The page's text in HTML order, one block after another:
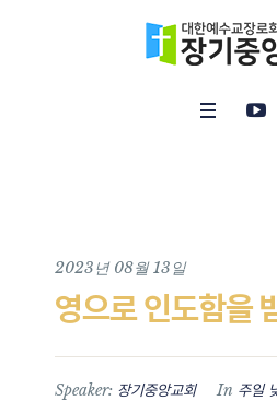
2023년 08월 13일
영으로 인도함을
Speaker: 장기중앙교회 In 주일